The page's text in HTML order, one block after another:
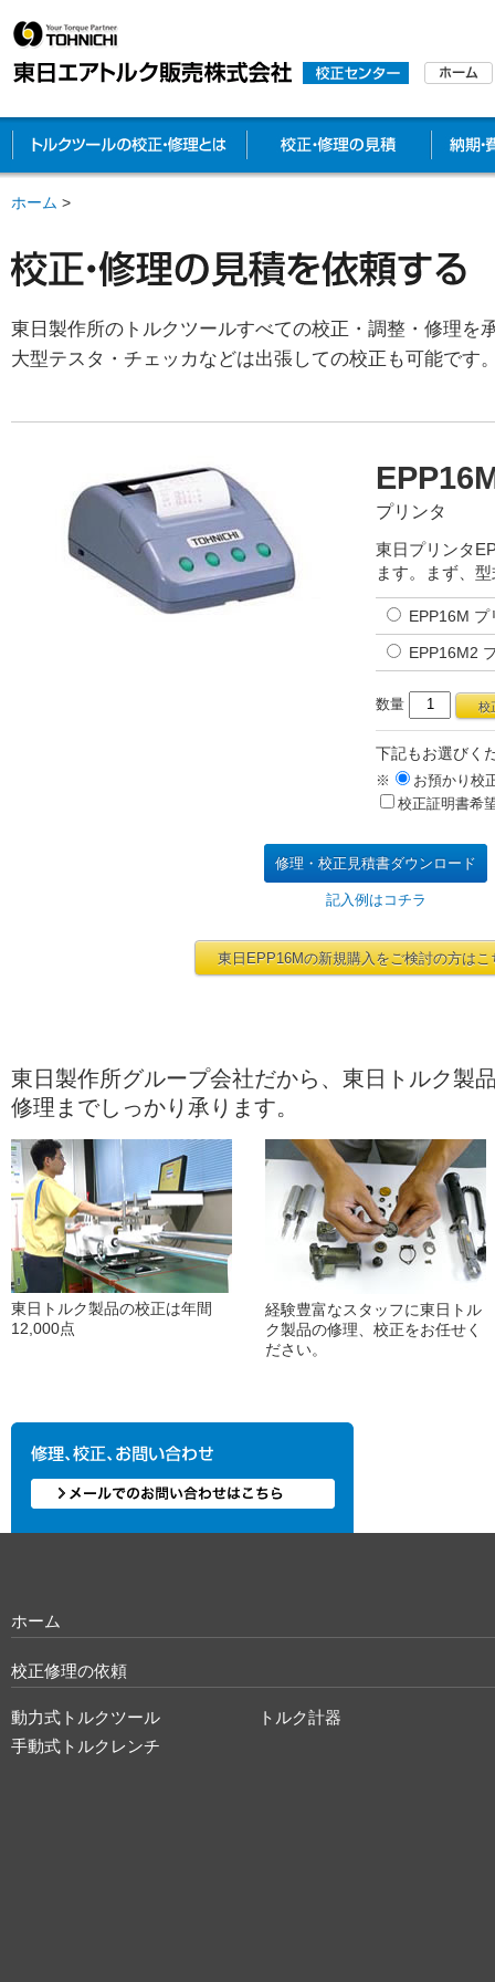
トルクツールの校正・修理とは校正・修
ホーム >
東日製作所のトルクツールすべての校正・調整・修理を
大型テスタ・チェッカなどは出張しての校正も可能です
プリンタ
東日プリンタ
ます。まず、
EPP16M プ
EPP16M2
数量
下記もお選びく
※
お預かり校
校正証明書希
修理・校正見積書ダウンロード
記入例はコチラ
東日EPP16Mの新規購入をご検討の方はこ
東日製作所グループ会社だから、東日トルク製
修理までしっかり承ります。
東日トルク製品の校正は年間
12,000点
経験豊富なスタッフに東日トル
ク製品の修理、校正をお任せく
ださい。
ホーム
校正修理の依頼
動力式トルクツール
トルク計器
手動式トルクレンチ